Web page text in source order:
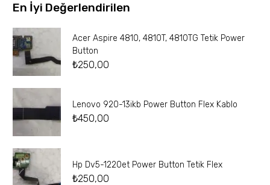
En İyi Değerlendirilen
Acer Aspire 4810, 4810T, 4810TG Tetik Power
Button
₺250,00
Lenovo 920-13ikb Power Button Flex Kablo
₺450,00
Hp Dv5-1220et Power Button Tetik Flex
₺250,00